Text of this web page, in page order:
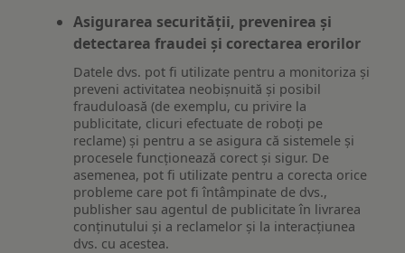
Asigurarea securității, prevenirea și
detectarea fraudei și corectarea erorilor
Datele dvs. pot fi utilizate pentru a monitoriza și
preveni activitatea neobișnuită și posibil
frauduloasă (de exemplu, cu privire la
publicitate, clicuri efectuate de roboți pe
reclame) și pentru a se asigura că sistemele și
procesele funcționează corect și sigur. De
asemenea, pot fi utilizate pentru a corecta orice
probleme care pot fi întâmpinate de dvs.,
publisher sau agentul de publicitate în livrarea
conținutului și a reclamelor și la interacțiunea
dvs. cu acestea.